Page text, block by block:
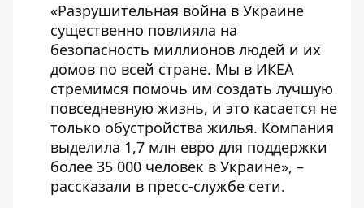
«Разрушительная война в Украине
существенно повлияла на
безопасность миллионов людей и их
домов по всей стране. Мы в ИКЕА
стремимся помочь им создать лучшую
повседневную жизнь, и это касается не
только обустройства жилья. Компания
выделила 1,7 млн ​​евро для поддержки
более 35 000 человек в Украине», –
рассказали в пресс-службе сети.